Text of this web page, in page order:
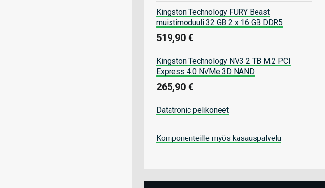
Kingston Technology FURY Beast
muistimoduuli 32 GB 2 x 16 GB DDR5
519,90 €
Kingston Technology NV3 2 TB M.2 PCI
Express 4.0 NVMe 3D NAND
265,90 €
Datatronic pelikoneet
Komponenteille myös kasauspalvelu